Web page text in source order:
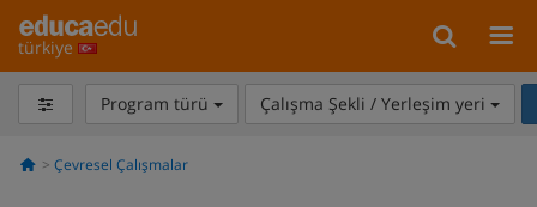
türkiye
Program türü Çalışma Şekli / Yerleşim yeri
Çevresel Çalışmalar